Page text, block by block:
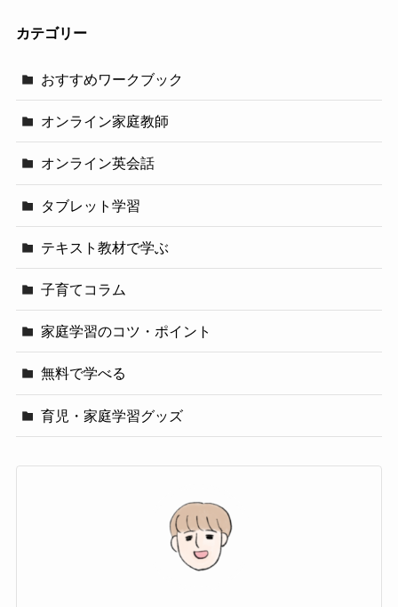
カテゴリー
おすすめワークブック
オンライン家庭教師
オンライン英会話
タブレット学習
テキスト教材で学ぶ
子育てコラム
家庭学習のコツ・ポイント
無料で学べる
育児・家庭学習グッズ